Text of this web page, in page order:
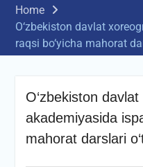
Home
O‘zbekiston davlat
raqsi bo‘yicha mahorat
O‘zbekiston
akademiyasida
mahorat darslari